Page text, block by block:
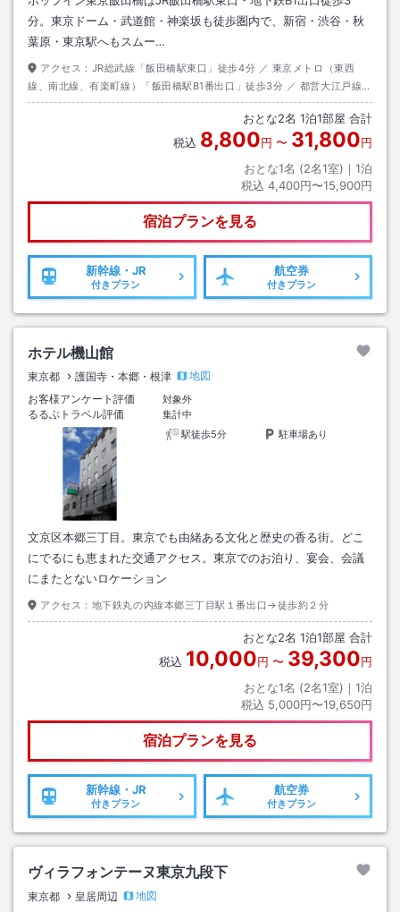
分。東京ドーム・武道館・神楽坂も徒歩圏内で、新宿・渋谷・秋
葉原・東京駅へもスムー…
アクセス： JR総武線「飯田橋駅東口」徒歩4分 ／ 東京メトロ（東西
線、南北線、有楽町線）「飯田橋駅B1番出口」徒歩3分 ／ 都営大江戸線
「飯田橋駅C1出口」徒歩3分 ／
おとな2名 1泊1部屋 合計
税込 8,800円 〜 31,800円
おとな1名 (2名1室)｜ 1泊
税込 4,400円〜15,900円
宿泊プランを見る
新幹線・JR
付きプラン
航空券
付きプラン
ホテル機山館
東京都 護国寺・本郷・根津
地図
お客様アンケート評価
対象外
るるぶトラベル評価
集計中
駅徒歩5分
駐車場あり
文京区本郷三丁目。東京でも由緒ある文化と歴史の香る街。どこ
にでるにも恵まれた交通アクセス。東京でのお泊り、宴会、会議
にまたとないロケーション
アクセス： 地下鉄丸の内線本郷三丁目駅１番出口→徒歩約２分
おとな2名 1泊1部屋 合計
税込 10,000円 〜 39,300円
おとな1名 (2名1室)｜ 1泊
税込 5,000円〜19,650円
宿泊プランを見る
新幹線・JR
付きプラン
航空券
付きプラン
ヴィラフォンテーヌ東京九段下
東京都 皇居周辺
地図